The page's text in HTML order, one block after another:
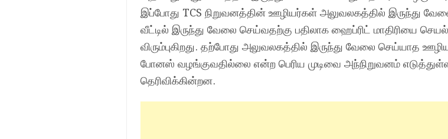
இப்போது TCS நிறுவனத்தின் ஊழியர்கள் அலுவலகத்தில் இருந்து
வீட்டில் இருந்து வேலை செய்வதற்கு பதிலாக ஹைப்ரிட் மாதிரியை
விரும்புகிறது. தற்போது அலுவலகத்தில் இருந்து வேலை செய்யாத
போனஸ் வழங்குவதில்லை என்ற பெரிய முடிவை அந்நிறுவனம்
தெரிவிக்கின்றன.